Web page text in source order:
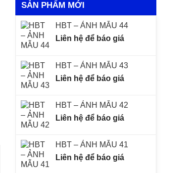
SẢN PHẨM MỚI
HBT – ẢNH MẪU 44
Liên hệ để báo giá
HBT – ẢNH MẪU 43
Liên hệ để báo giá
HBT – ẢNH MẪU 42
Liên hệ để báo giá
HBT – ẢNH MẪU 41
Liên hệ để báo giá